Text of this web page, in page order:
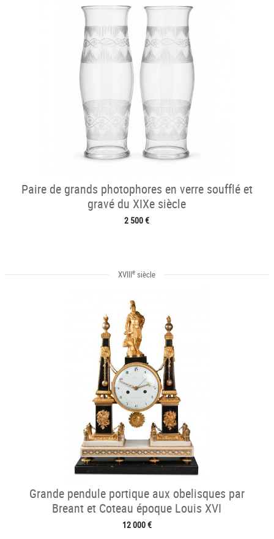
Paire de grands photophores en verre soufflé et
gravé du XIXe siècle
2 500 €
XVIIIe siècle
Grande pendule portique aux obelisques par
Breant et Coteau époque Louis XVI
12 000 €